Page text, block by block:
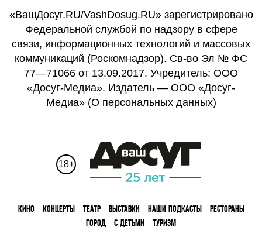
«ВашДосуг.RU/VashDosug.RU» зарегистрировано
Федеральной службой по надзору в сфере
связи, информационных технологий и массовых
коммуникаций (Роскомнадзор). Св-во Эл № ФС
77—71066 от 13.09.2017. Учредитель: ООО
«Досуг-Медиа». Издатель — ООО «Досуг-
Медиа» (О персональных данных)
18+
КИНО КОНЦЕРТЫ ТЕАТР ВЫСТАВКИ НАШИ ПОДКАСТЫ
РЕСТОРАНЫ
ГОРОД
С ДЕТЬМИ ТУРИЗМ